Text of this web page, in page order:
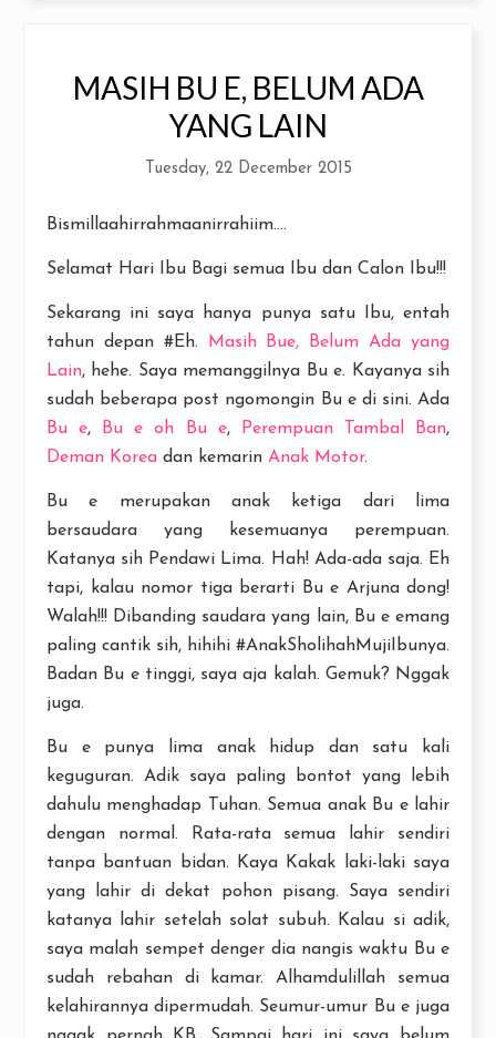
MASIH BU E, BELUM ADA
YANG LAIN
Tuesday, 22 December 2015
Bismillaahirrahmaanirrahiim....
Selamat Hari Ibu Bagi semua Ibu dan Calon Ibu!!!
Sekarang ini saya hanya punya satu Ibu, entah
tahun depan #Eh.
Masih Bue, Belum Ada yang
Lain, hehe. Saya memanggilnya Bu e. Kayanya sih
sudah beberapa post ngomongin Bu e di sini. Ada
Bu e, Bu e oh Bu e, Perempuan Tambal Ban,
Deman Korea dan kemarin Anak Motor.
Bu e merupakan anak ketiga dari lima
bersaudara yang kesemuanya perempuan.
Katanya sih Pendawi Lima. Hah! Ada-ada saja. Eh
tapi, kalau nomor tiga berarti Bu e Arjuna dong!
Walah!!! Dibanding saudara yang lain, Bu e emang
paling cantik sih, hihihi #AnakSholihahMujiIbunya.
Badan Bu e tinggi, saya aja kalah. Gemuk? Nggak
juga.
Bu e punya lima anak hidup dan satu kali
keguguran. Adik saya paling bontot yang lebih
dahulu menghadap Tuhan. Semua anak Bu e lahir
dengan normal. Rata-rata semua lahir sendiri
tanpa bantuan bidan. Kaya Kakak laki-laki saya
yang lahir di dekat pohon pisang. Saya sendiri
katanya lahir setelah solat subuh. Kalau si adik,
saya malah sempet denger dia nangis waktu Bu e
sudah rebahan di kamar. Alhamdulillah semua
kelahirannya dipermudah. Seumur-umur Bu e juga